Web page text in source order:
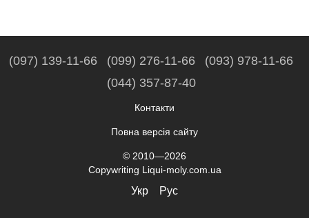
(097) 139-11-66 (099) 276-11-66
(093) 978-11-66
(044) 357-87-40
Контакти
Повна версія сайту
© 2010—2026
Copywriting Liqui-moly.com.ua
Укр Рус